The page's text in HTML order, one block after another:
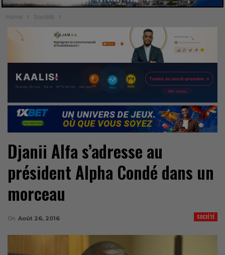
Home Société
Djanii Alfa s’adresse au
président Alpha Condé dans un
morceau
SOCIÉTÉ
On Août 26, 2016